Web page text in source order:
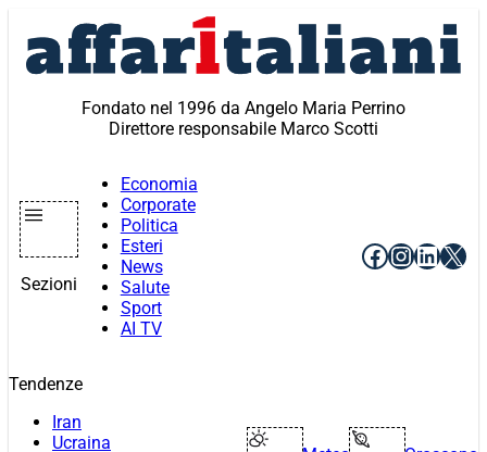
contenuto
Fondato nel 1996 da Angelo Maria Perrino
Direttore responsabile Marco Scotti
Sezioni
Economia
Corporate
Politica
Esteri
News
Salute
Sport
AI TV
Facebook
X
Tendenze
Iran
Ucraina